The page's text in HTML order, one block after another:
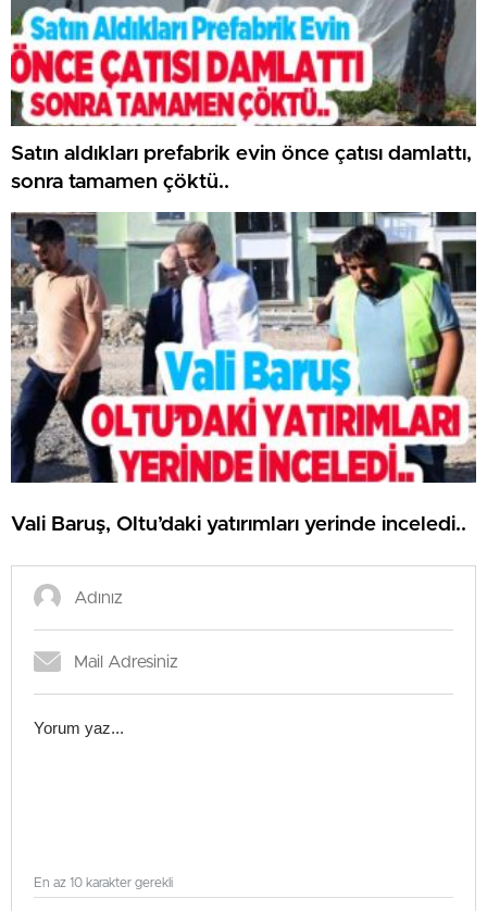
Satın aldıkları prefabrik evin önce çatısı damlattı,
sonra tamamen çöktü..
Vali Baruş, Oltu’daki yatırımları yerinde inceledi..
En az 10 karakter gerekli